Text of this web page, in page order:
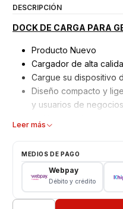
DESCRIPCIÓN
DOCK DE CARGA PARA
Producto Nuevo
Cargador de alta
Cargue su dispositivo
Diseño compacto y
y usuarios de
Apto para Samsung
ESPECIFICACIONES:
Reloj Inteligente
Leer más
MEDIOS DE PAGO
Webpay
Débito y crédito